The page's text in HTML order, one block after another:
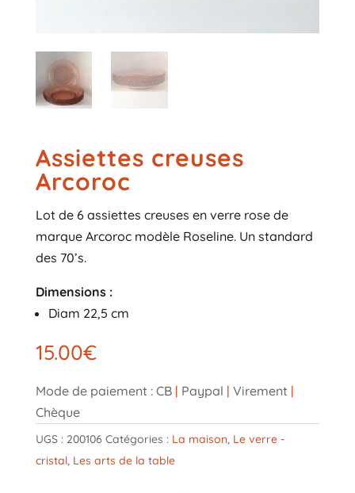
Assiettes creuses
Arcoroc
Lot de 6 assiettes creuses en verre rose de
marque Arcoroc modèle Roseline. Un standard
des 70’s.
Dimensions :
Diam 22,5 cm
15.00€
Mode de paiement : CB | Paypal | Virement |
Chèque
UGS : 200106 Catégories : La maison, Le verre -
cristal, Les arts de la table